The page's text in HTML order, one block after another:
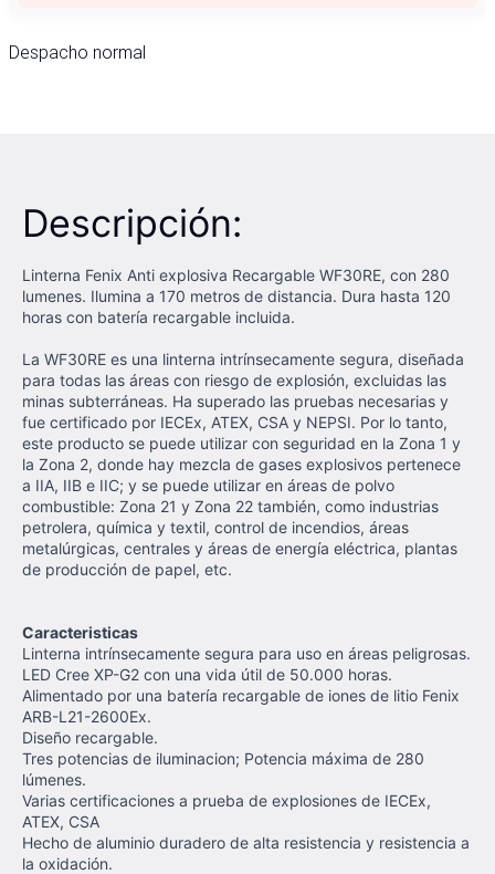
Despacho normal
Descripción:
Linterna Fenix Anti explosiva Recargable WF30RE, con 280
lumenes. Ilumina a 170 metros de distancia. Dura hasta 120
horas con batería recargable incluida.
La WF30RE es una linterna intrínsecamente segura, diseñada
para todas las áreas con riesgo de explosión, excluidas las
minas subterráneas. Ha superado las pruebas necesarias y
fue certificado por IECEx, ATEX, CSA y NEPSI. Por lo tanto,
este producto se puede utilizar con seguridad en la Zona 1 y
la Zona 2, donde hay mezcla de gases explosivos pertenece
a IIA, IIB e IIC; y se puede utilizar en áreas de polvo
combustible: Zona 21 y Zona 22 también, como industrias
petrolera, química y textil, control de incendios, áreas
metalúrgicas, centrales y áreas de energía eléctrica, plantas
de producción de papel, etc.
Caracteristicas
Linterna intrínsecamente segura para uso en áreas peligrosas.
LED Cree XP-G2 con una vida útil de 50.000 horas.
Alimentado por una batería recargable de iones de litio Fenix
ARB-L21-2600Ex.
Diseño recargable.
Tres potencias de iluminacion; Potencia máxima de 280
lúmenes.
Varias certificaciones a prueba de explosiones de IECEx,
ATEX, CSA
Hecho de aluminio duradero de alta resistencia y resistencia a
la oxidación.